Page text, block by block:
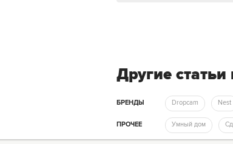
Другие
БРЕНДЫ Dropcam Nest
ПРОЧЕЕ Умный дом